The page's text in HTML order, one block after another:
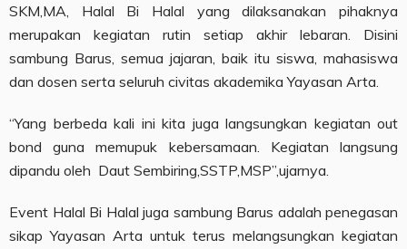
SKM,MA, Halal Bi Halal yang dilaksanakan pihaknya
merupakan kegiatan rutin setiap akhir lebaran. Disini
sambung Barus, semua jajaran, baik itu siswa, mahasiswa
dan dosen serta seluruh civitas akademika Yayasan Arta.
“Yang berbeda kali ini kita juga langsungkan kegiatan out
bond guna memupuk kebersamaan. Kegiatan langsung
dipandu oleh Daut Sembiring,SSTP,MSP”,ujarnya.
Event Halal Bi Halal juga sambung Barus adalah penegasan
sikap Yayasan Arta untuk terus melangsungkan kegiatan